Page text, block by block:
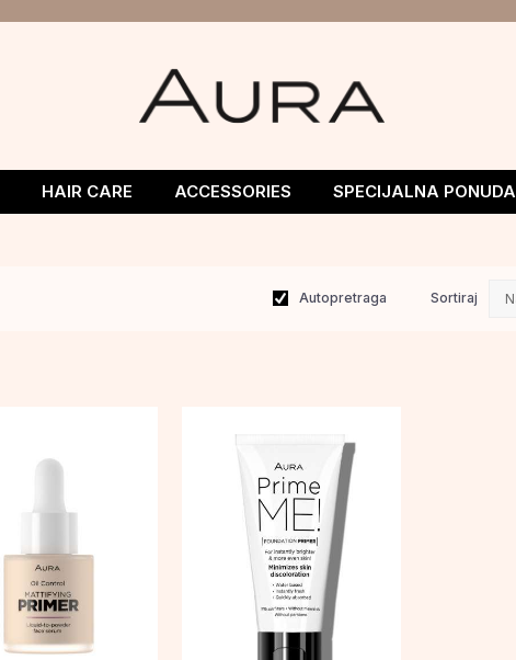
HAIR CARE ACCESSORIES SPECIJALNA PONUDA
Autopretraga Sortiraj